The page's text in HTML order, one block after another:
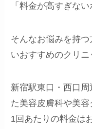
「料金が高すぎな
そんなお悩みを持
いおすすめのクリニ
新宿駅東口・西口
た美容皮膚科や美容
1回あたりの料金は